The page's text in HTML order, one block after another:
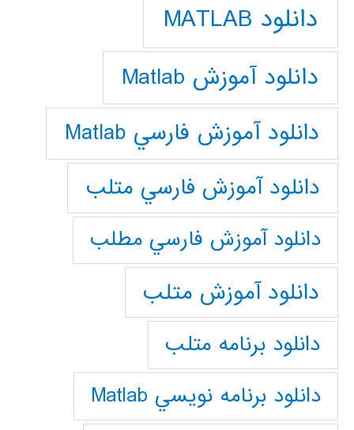
دانلود MATLAB
دانلود آموزش Matlab
دانلود آموزش فارسي Matlab
دانلود آموزش فارسي متلب
دانلود آموزش فارسي مطلب
دانلود آموزش متلب
دانلود برنامه متلب
دانلود برنامه نويسي Matlab